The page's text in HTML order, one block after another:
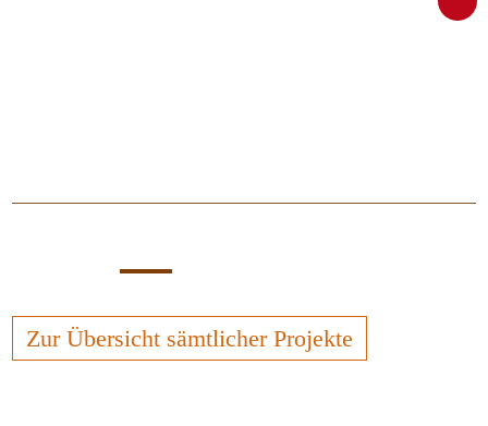
Zur Übersicht sämtlicher Projekte